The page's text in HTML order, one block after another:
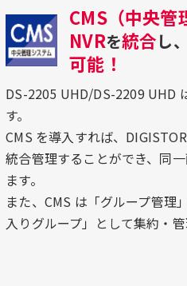
CMS（中央管
NVRを統合し、
可能！
DS-2205 UHD/DS-2209 UHD
す。
CMS を導入すれば、
統合管理することができ、同
ます。
また、CMS は「グループ管理
入りグループ」として集約・管